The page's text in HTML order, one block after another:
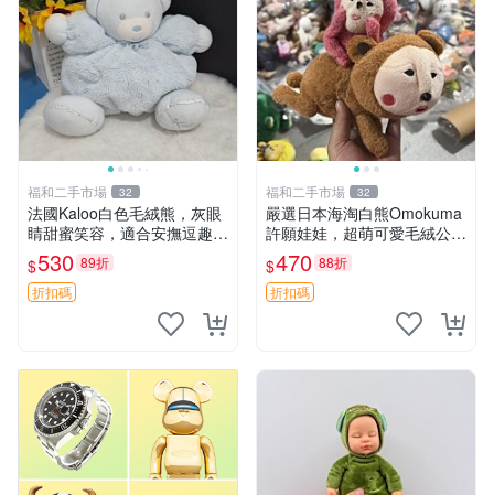
福和二手市場 32
法國Kaloo白色毛絨熊，灰眼
睛甜蜜笑容，適合安撫逗趣可
愛，柔軟面料手感佳。14 白
色安撫熊 毛絨玩具 寶寶逗樂
具
$530 89折
折扣碼
福和二手市場 32
嚴選日本海淘白熊Omokuma
許願娃娃，超萌可愛毛絨公仔
推薦收藏 白熊 Omokuma 毛
絨玩具 偽裝娃娃 玩具擺飾
$470 88折
折扣碼